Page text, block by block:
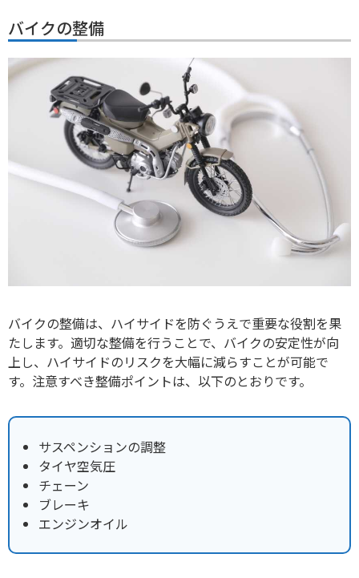
バイクの整備
バイクの整備は、ハイサイドを防ぐうえで重要な役割を果
たします。適切な整備を行うことで、バイクの安定性が向
上し、ハイサイドのリスクを大幅に減らすことが可能で
す。注意すべき整備ポイントは、以下のとおりです。
サスペンションの調整
タイヤ空気圧
チェーン
ブレーキ
エンジンオイル